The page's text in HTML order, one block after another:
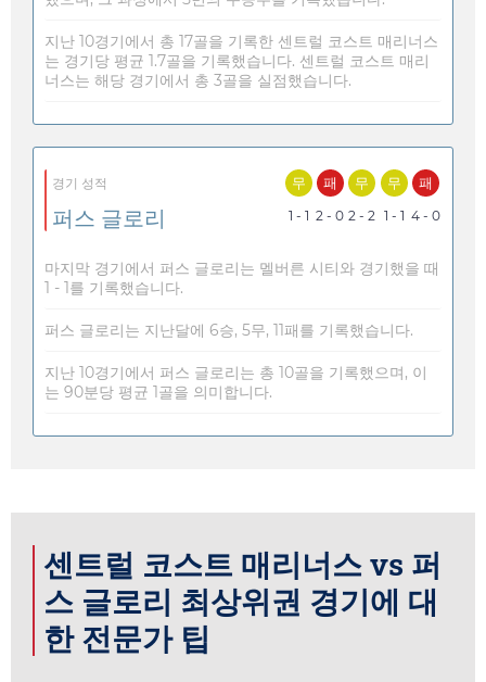
지난 10경기에서 총 17골을 기록한 센트럴 코스트 매리너스
는 경기당 평균 1.7골을 기록했습니다. 센트럴 코스트 매리
너스는 해당 경기에서 총 3골을 실점했습니다.
경기 성적
퍼스 글로리
무
1 - 1
패
2 - 0
무
2 - 2
무
1 - 1
패
4 - 0
마지막 경기에서 퍼스 글로리는 멜버른 시티와 경기했을 때
1 - 1를 기록했습니다.
퍼스 글로리는 지난달에 6승, 5무, 11패를 기록했습니다.
지난 10경기에서 퍼스 글로리는 총 10골을 기록했으며, 이
는 90분당 평균 1골을 의미합니다.
센트럴 코스트 매리너스 vs 퍼
스 글로리 최상위권 경기에 대
한 전문가 팁